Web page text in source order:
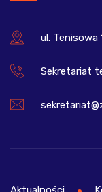
ul. Tenisowa
Sekretariat